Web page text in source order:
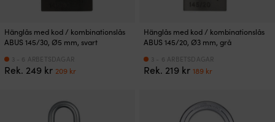
Hänglås med kod / kombinationslås
ABUS 145/30, Ø5 mm, svart
Rek. 249 kr Det
var:
249 kr.
209 krDet
209 kr.
3 - 6 ARBETSDAGAR
Hänglås med kod / kombinationslås
ABUS 145/20, Ø3 mm, grå
Rek. 219 krDet
var:
219 kr.
189 krDet
är:
189 kr.
3 - 6 ARBETSDAGAR